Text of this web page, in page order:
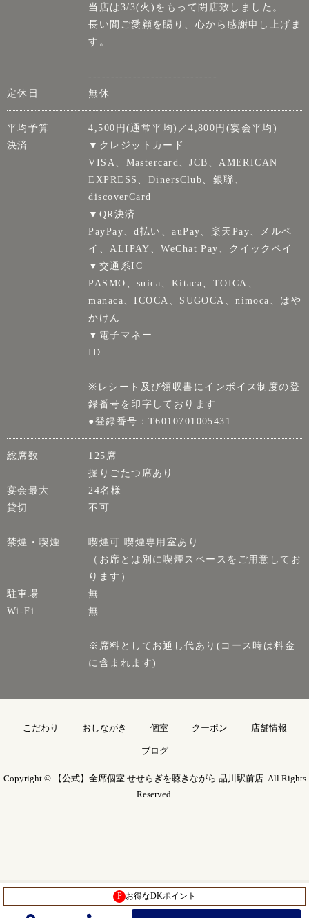
当店は3/3(火)をもって閉店致しました。
長い間ご愛顧を賜り、心から感謝申し上げま
す。
-----------------------------
定休日
無休
平均予算
4,500円(通常平均)／4,800円(宴会平均)
決済
▼クレジットカード
VISA、Mastercard、JCB、AMERICAN
EXPRESS、DinersClub、銀聯、
discoverCard
▼QR決済
PayPay、d払い、auPay、楽天Pay、メルペ
イ、ALIPAY、WeChat Pay、クイックペイ
▼交通系IC
PASMO、suica、Kitaca、TOICA、
manaca、ICOCA、SUGOCA、nimoca、はや
かけん
▼電子マネー
ID
※レシート及び領収書にインボイス制度の登
録番号を印字しております
●登録番号：T6010701005431
総席数
125席
掘りごたつ席あり
宴会最大
24名様
貸切
不可
禁煙・喫煙
喫煙可 喫煙専用室あり
（お席とは別に喫煙スペースをご用意してお
ります）
駐車場
無
Wi-Fi
無
※席料としてお通し代あり(コース時は料金
に含まれます)
こだわり おしながき 個室 クーポン 店舗情報
ブログ
Copyright © 【公式】全席個室 せせらぎを聴きながら 品川駅前店. All Rights
Reserved.
P お得なDKポイント